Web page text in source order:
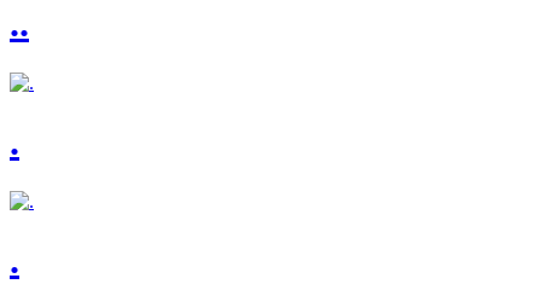
..
.
.